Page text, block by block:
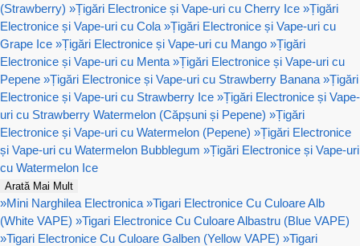
(Strawberry) »Țigări Electronice și Vape-uri cu Cherry Ice »Țigări
Electronice și Vape-uri cu Cola »Țigări Electronice și Vape-uri cu
Grape Ice »Țigări Electronice și Vape-uri cu Mango »Țigări
Electronice și Vape-uri cu Menta »Țigări Electronice și Vape-uri cu
Pepene »Țigări Electronice și Vape-uri cu Strawberry Banana »Țigări
Electronice și Vape-uri cu Strawberry Ice »Țigări Electronice și Vape-
uri cu Strawberry Watermelon (Căpșuni și Pepene) »Țigări
Electronice și Vape-uri cu Watermelon (Pepene) »Țigări Electronice
și Vape-uri cu Watermelon Bubblegum »Țigări Electronice și Vape-uri
cu Watermelon Ice
Arată Mai Mult
»Mini Narghilea Electronica »Tigari Electronice Cu Culoare Alb
(White VAPE) »Tigari Electronice Cu Culoare Albastru (Blue VAPE)
»Tigari Electronice Cu Culoare Galben (Yellow VAPE) »Tigari